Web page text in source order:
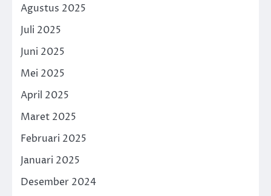
Agustus 2025
Juli 2025
Juni 2025
Mei 2025
April 2025
Maret 2025
Februari 2025
Januari 2025
Desember 2024